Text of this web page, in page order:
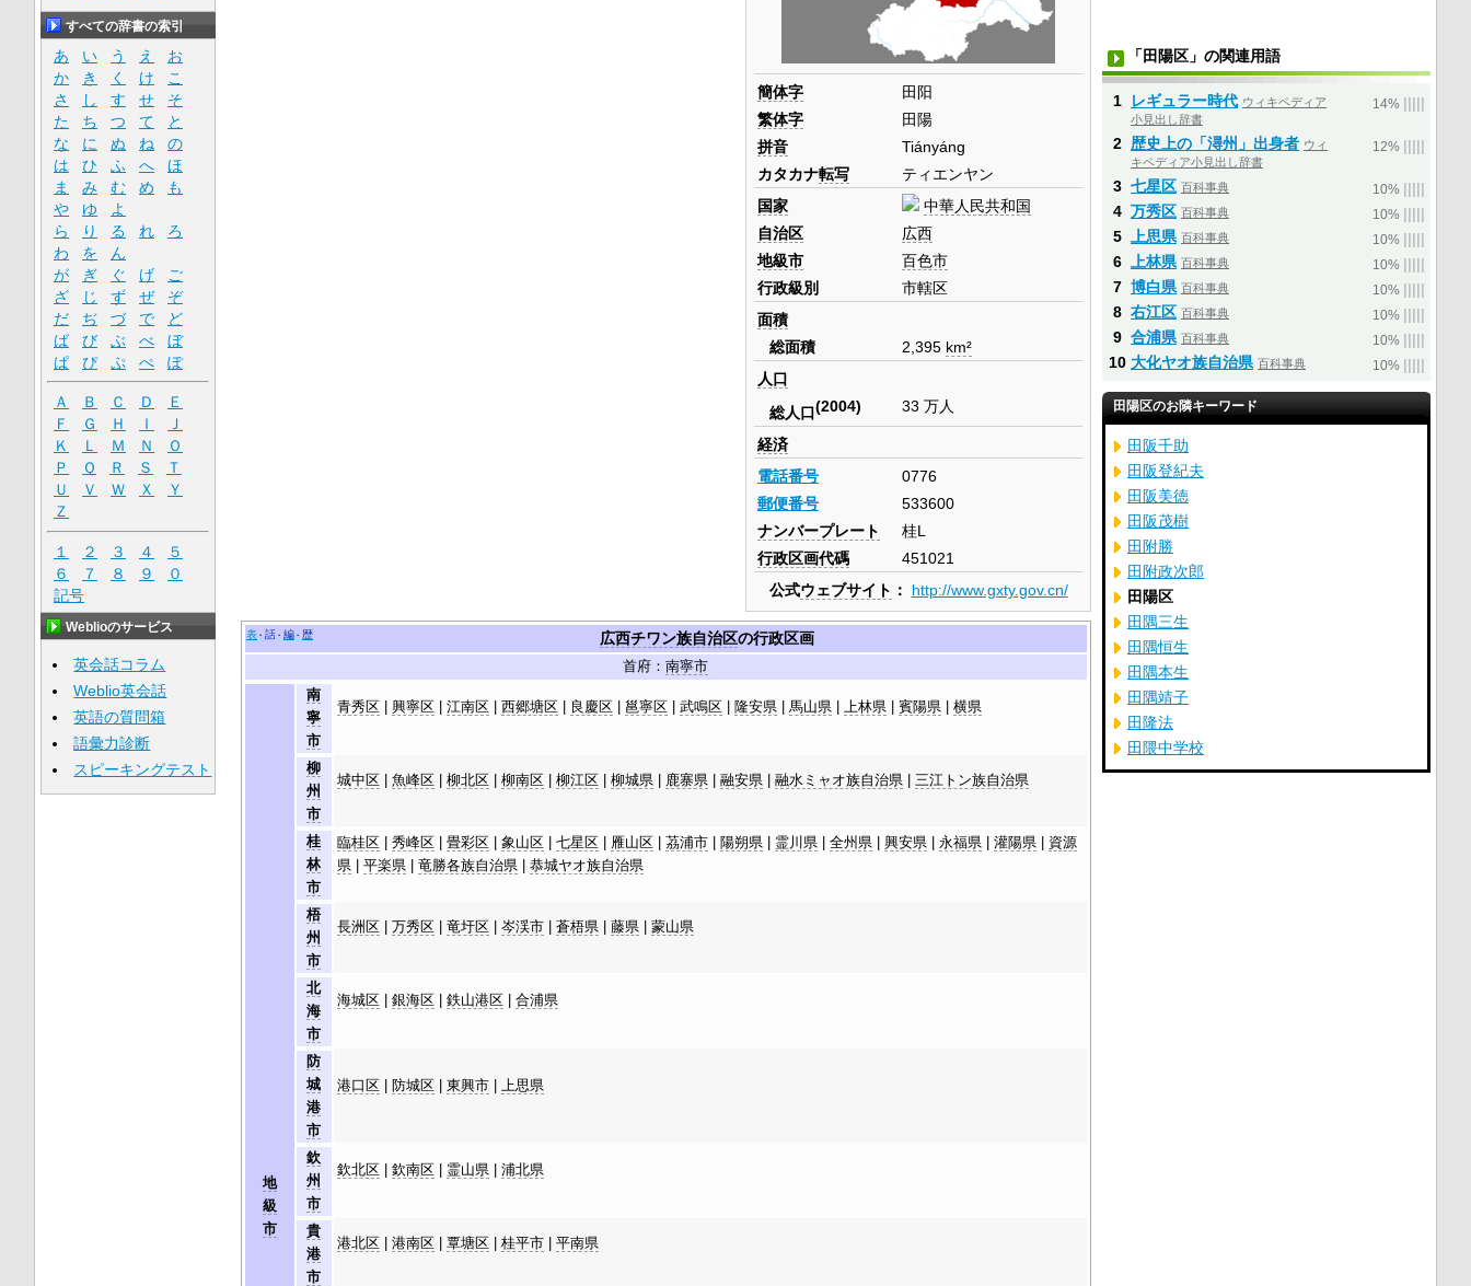
簡体字
田阳
繁体字
田陽
拼音
Tiányáng
カタカナ転写
ティエンヤン
国家
中華人民共和国
自治区
広西
地級市
百色市
行政級別
市轄区
面積
総面積
2,395 km²
人口
総人口(2004) 33 万人
経済
電話番号
0776
郵便番号
533600
ナンバープレート
桂L
行政区画代碼
451021
公式ウェブサイト ： http://www.gxty.gov.cn/
表 話 編 歴 広西チワン族自治区の行政区画
首府：南寧市
地
級
市
南
寧
市
青秀区 |興寧区 |江南区 |西郷塘区 良慶区 |邕寧区 |武鳴区 隆安県 馬山県 上林県 賓陽県 |横県
柳
州
市
城中区 |魚峰区 |柳北区 |柳南区 |柳江区 |柳城県 鹿寨県 |融安県 |融水ミャオ族自治県 三江トン族自治県
桂
林
市
臨桂区 |秀峰区 |畳彩区 |象山区 |七星区 雁山区 |茘浦市 陽朔県 霊川県 |全州県 |興安県 |永福県 |灌陽県
資源
県 |平楽県 |竜勝各族自治県 |恭城ヤオ族自治県
梧
州
市
長洲区 |万秀区 |竜圩区 |岑渓市 |蒼梧県 |藤県 |蒙山県
北
海
市
海城区 |銀海区 |鉄山港区 |合浦県
防
城
港
市
港口区 防城区 |東興市 上思県
欽
州
市
欽北区 |欽南区 霊山県 |浦北県
貴
港
市
港北区 |港南区 |覃塘区 |桂平市 |平南県
すべての辞書の索引
あ い う え
お
か
き く け
こ
さ
し す せ
そ
た
ち つ て
と
な
に ぬ ね
の
は
ひ ふ へ
ほ
ま
み む め
も
や
ゆ
よ
ら
り る れ
ろ
わ
を
ん
が
ぎ ぐ げ
ご
ざ
じ ず ぜ
ぞ
だ
ぢ づ で
ど
ば
び ぶ べ
ぼ
ぱ
ぴ ぷ ぺ ぽ
Ａ Ｂ Ｃ Ｄ
Ｅ
Ｆ
Ｇ Ｈ Ｉ
Ｊ
Ｋ
Ｌ Ｍ Ｎ
Ｏ
Ｐ
Ｑ Ｒ Ｓ
Ｔ
Ｕ
Ｖ Ｗ Ｘ
Ｙ
Ｚ
１ ２ ３ ４
５
６
７ ８ ９
０
記号
Weblioのサービス
英会話コラム
Weblio英会話
英語の質問箱
語彙力診断
スピーキングテスト
「田陽区」の関連用語
1 レギュラー時代 ウィキペディア
小見出し辞書
14%
2 歴史上の「潯州」出身者 ウィ
キペディア小見出し辞書
12%
3 七星区 百科事典 10%
4 万秀区 百科事典 10%
5 上思県 百科事典 10%
6 上林県 百科事典 10%
7 博白県 百科事典 10%
8 右江区 百科事典 10%
9 合浦県 百科事典 10%
10 大化ヤオ族自治県 百科事典 10%
田陽区のお隣キーワード
田阪千助
田阪登紀夫
田阪美徳
田阪茂樹
田附勝
田附政次郎
田陽区
田隅三生
田隅恒生
田隅本生
田隅靖子
田隆法
田隈中学校